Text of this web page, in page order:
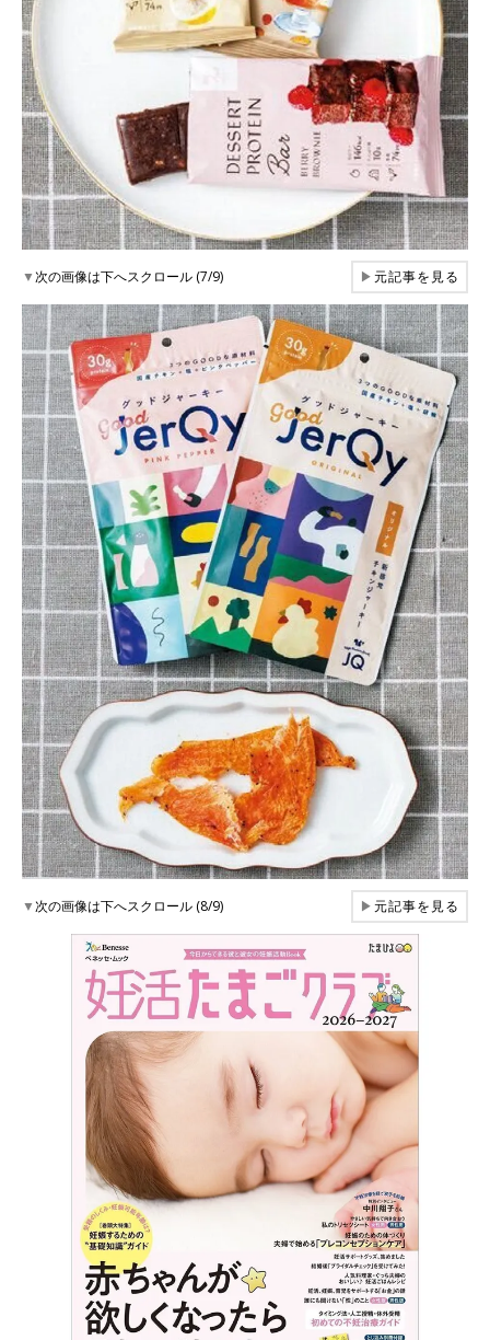
▼次の画像は下へスクロール (7/9) ▶元記事を見る
▼次の画像は下へスクロール (8/9) ▶元記事を見る